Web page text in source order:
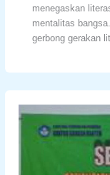
menegaskan
mentalitas
gerbong gerakan